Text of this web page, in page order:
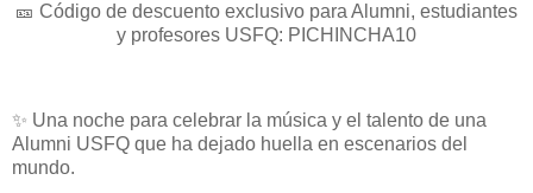
🎫 Código de descuento exclusivo para Alumni, estudiantes
y profesores USFQ: PICHINCHA10
✨ Una noche para celebrar la música y el talento de una
Alumni USFQ que ha dejado huella en escenarios del
mundo.